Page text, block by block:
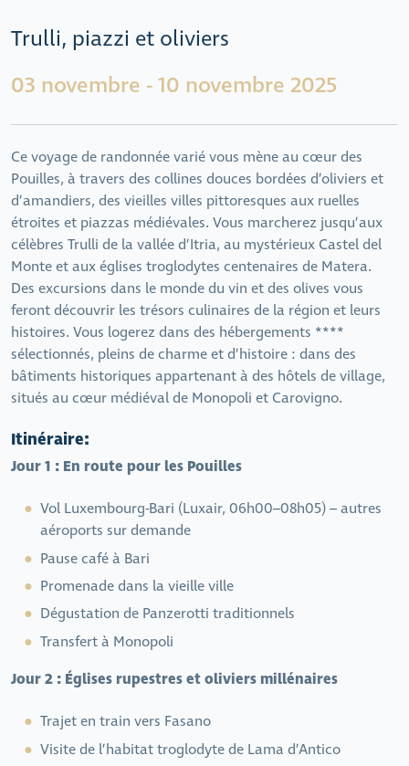
Trulli, piazzi et oliviers
03 novembre - 10 novembre 2025
Ce voyage de randonnée varié vous mène au cœur des
Pouilles, à travers des collines douces bordées d’oliviers et
d’amandiers, des vieilles villes pittoresques aux ruelles
étroites et piazzas médiévales. Vous marcherez jusqu’aux
célèbres Trulli de la vallée d’Itria, au mystérieux Castel del
Monte et aux églises troglodytes centenaires de Matera.
Des excursions dans le monde du vin et des olives vous
feront découvrir les trésors culinaires de la région et leurs
histoires. Vous logerez dans des hébergements ****
sélectionnés, pleins de charme et d’histoire : dans des
bâtiments historiques appartenant à des hôtels de village,
situés au cœur médiéval de Monopoli et Carovigno.
Itinéraire:
Jour 1 : En route pour les Pouilles
Vol Luxembourg-Bari (Luxair, 06h00–08h05) – autres
aéroports sur demande
Pause café à Bari
Promenade dans la vieille ville
Dégustation de Panzerotti traditionnels
Transfert à Monopoli
Jour 2 : Églises rupestres et oliviers millénaires
Trajet en train vers Fasano
Visite de l’habitat troglodyte de Lama d’Antico